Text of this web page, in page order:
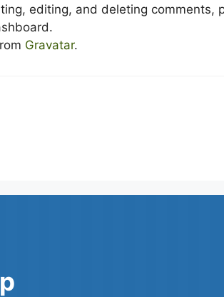
editing, and deleting comments,
Gravatar.